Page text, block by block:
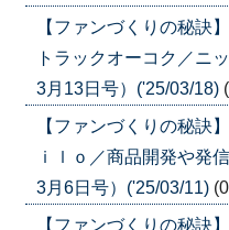
【ファンづくりの秘
トラックオーコク／ニ
3月13日号）('25/03/18)
【ファンづくりの秘
ｉｌｏ／商品開発や発
3月6日号）('25/03/11)
【ファンづくりの秘